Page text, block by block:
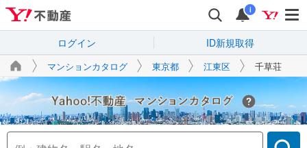
i
ログイン ID新規取得
マンションカタログ 東京都 江東区 千草荘
Yahoo!不動産